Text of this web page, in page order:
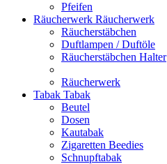
Pfeifen
Räucherwerk Räucherwerk
Räucherstäbchen
Duftlampen / Duftöle
Räucherstäbchen Halter
Räucherwerk
Tabak Tabak
Beutel
Dosen
Kautabak
Zigaretten Beedies
Schnupftabak